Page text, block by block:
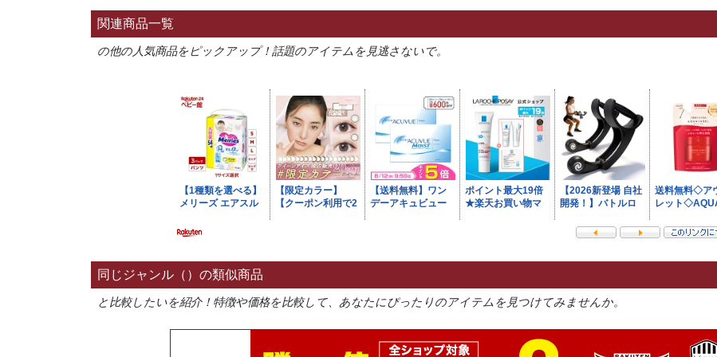
関連商品一覧
の他の人気商品をピックアップ！話題のアイテムを見逃さないで。
同じジャンル（）の類似商品
と比較したいを紹介！特徴や価格を比較して、あなたにぴったりのアイテムを見つけてみませんか。